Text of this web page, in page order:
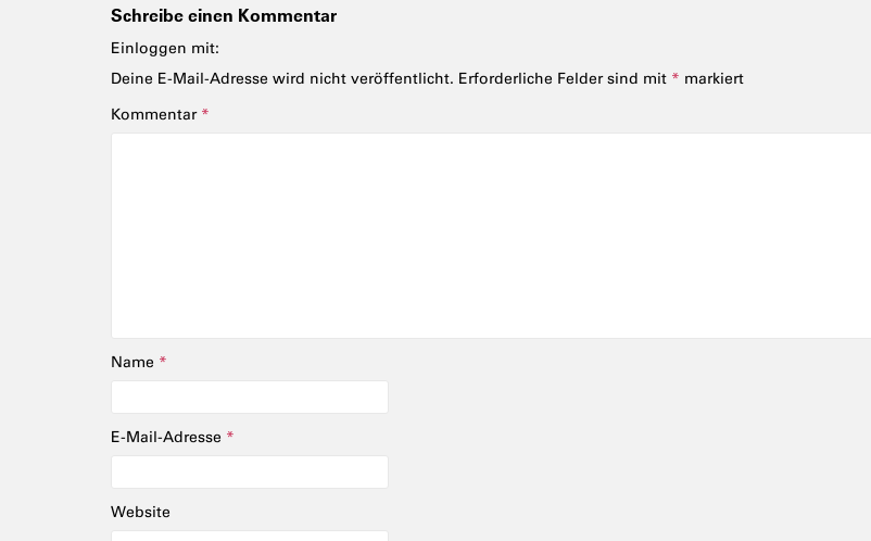
Schreibe einen Kommentar
Einloggen mit:
Deine E-Mail-Adresse wird nicht veröffentlicht. Erforderliche Felder sind mit * markiert
Kommentar *
Name *
E-Mail-Adresse *
Website